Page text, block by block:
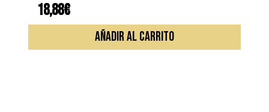
18,88€
AÑADIR AL CARRITO